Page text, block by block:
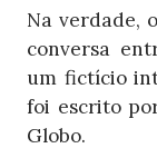
Na verdade,
conversa
um fictício
foi escrito
Globo.